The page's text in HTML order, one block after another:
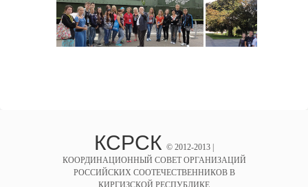
КСРСК © 2012-2013 |
КООРДИНАЦИОННЫЙ СОВЕТ ОРГАНИЗАЦИЙ
РОССИЙСКИХ СООТЕЧЕСТВЕННИКОВ В
КИРГИЗСКОЙ РЕСПУБЛИКЕ